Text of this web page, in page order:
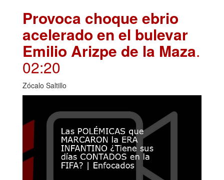
Provoca choque ebrio
acelerado en el bulevar
Emilio Arizpe de la Maza.
02:20
Zócalo Saltillo